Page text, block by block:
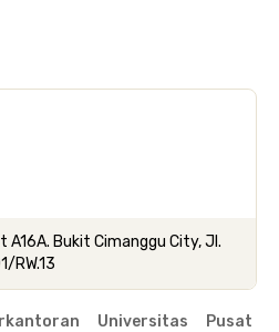
A16A. Bukit Cimanggu City, Jl.
RW.13
Universitas Pusat